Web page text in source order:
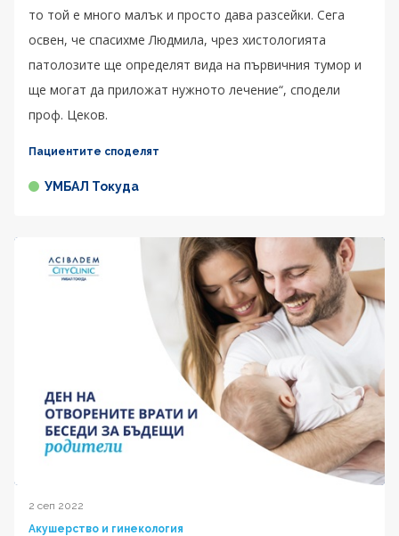
то той е много малък и просто дава разсейки. Сега
освен, че спасихме Людмила, чрез хистологията
патолозите ще определят вида на първичния тумор и
ще могат да приложат нужното лечение“, сподели
проф. Цеков.
Пациентите споделят
УМБАЛ Токуда
2 сеп 2022
Акушерство и гинекология